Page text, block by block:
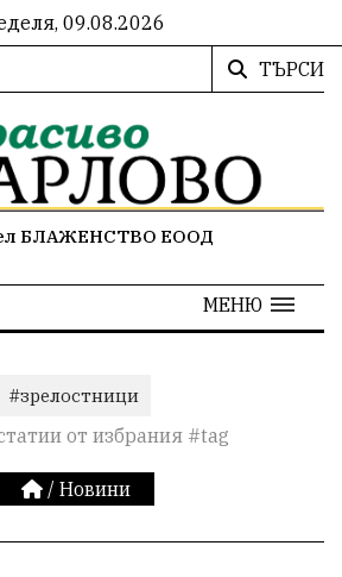
09.08.2026
ТЪРСИ
БЛАЖЕНСТВО ЕООД
МЕНЮ
#зрелостници
от избрания #tag
/ Новини